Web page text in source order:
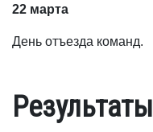
22 марта
День отъезда команд.
Результаты